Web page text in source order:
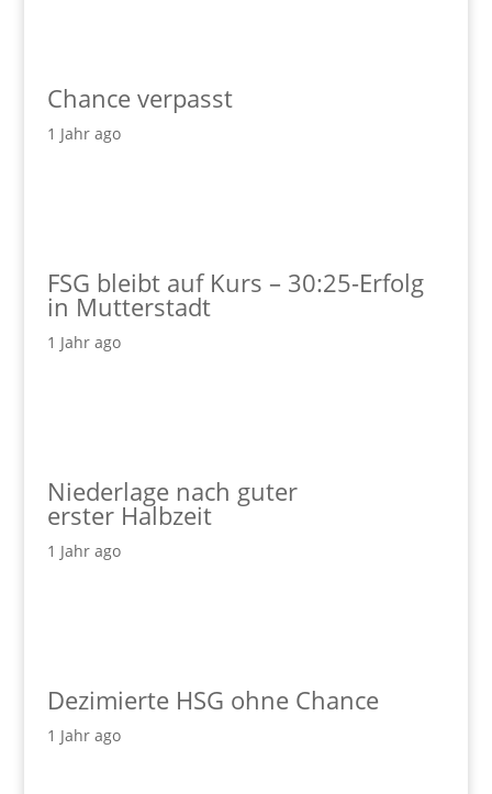
Chance verpasst
1 Jahr ago
FSG bleibt auf Kurs – 30:25-Erfolg
in Mutterstadt
1 Jahr ago
Niederlage nach guter
erster Halbzeit
1 Jahr ago
Dezimierte HSG ohne Chance
1 Jahr ago